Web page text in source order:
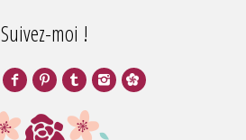
Suivez-moi !